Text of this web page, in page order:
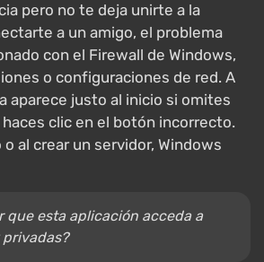
pero no te deja unirte a la
a un amigo, el problema
con el Firewall de Windows,
o configuraciones de red. A
aparece justo al inicio si omites
clic en el botón incorrecto.
al crear un servidor, Windows
que esta aplicación acceda a